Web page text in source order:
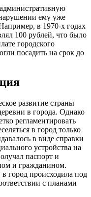
ему уже
в 1970-х годах
100 рублей, что было
городского
посадить на срок до
развитие страны
в города. Однако
регламентировать
в город только
в виде справки
устройства на
паспорт и
и гражданином.
город происходила под
с планами